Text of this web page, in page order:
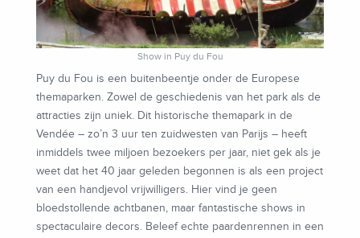
Show in Puy du Fou
Puy du Fou is een buitenbeentje onder de Europese
themaparken. Zowel de geschiedenis van het park als de
attracties zijn uniek. Dit historische themapark in de
Vendée – zo’n 3 uur ten zuidwesten van Parijs – heeft
inmiddels twee miljoen bezoekers per jaar, niet gek als je
weet dat het 40 jaar geleden begonnen is als een project
van een handjevol vrijwilligers. Hier vind je geen
bloedstollende achtbanen, maar fantastische shows in
spectaculaire decors. Beleef echte paardenrennen in een